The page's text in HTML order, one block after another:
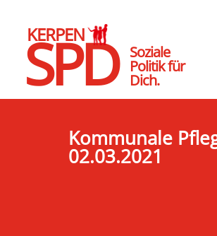
SPD
KERPEN
Soziale
Politik für
Dich.
Kommunale
02.03.2021